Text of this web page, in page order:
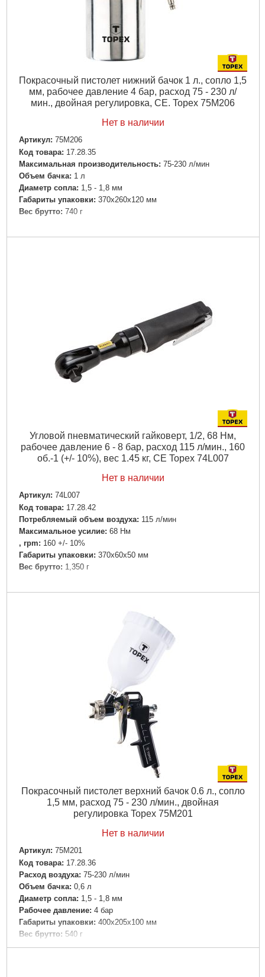
Покрасочный пистолет нижний бачок 1 л., сопло 1,5
мм, рабочее давление 4 бар, расход 75 - 230 л/
мин., двойная регулировка, CE. Topex 75M206
Нет в наличии
Артикул: 75M206
Код товара: 17.28.35
Максимальная производительность: 75-230 л/мин
Объем бачка: 1 л
Диаметр сопла: 1,5 - 1,8 мм
Габариты упаковки: 370x260x120 мм
Вес брутто: 740 г
Подробнее...
Угловой пневматический гайковерт, 1/2, 68 Нм,
рабочее давление 6 - 8 бар, расход 115 л/мин., 160
об.-1 (+/- 10%), вес 1.45 кг, CE Topex 74L007
Нет в наличии
Артикул: 74L007
Код товара: 17.28.42
Потребляемый объем воздуха: 115 л/мин
Максимальное усилие: 68 Нм
, rpm: 160 +/- 10%
Габариты упаковки: 370x60x50 мм
Вес брутто: 1,350 г
Подробнее...
Покрасочный пистолет верхний бачок 0.6 л., сопло
1,5 мм, расход 75 - 230 л/мин., двойная
регулировка Topex 75M201
Нет в наличии
Артикул: 75M201
Код товара: 17.28.36
Расход воздуха: 75-230 л/мин
Объем бачка: 0,6 л
Диаметр сопла: 1,5 - 1,8 мм
Рабочее давление: 4 бар
Габариты упаковки: 400x205x100 мм
Вес брутто: 540 г